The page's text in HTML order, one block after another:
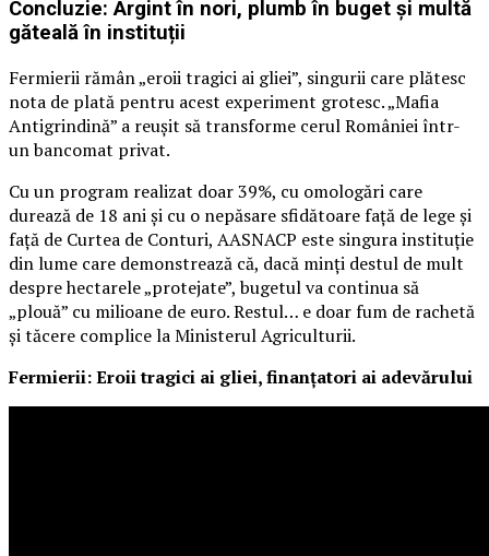
Concluzie: Argint în nori, plumb în buget și multă
găteală în instituții
Fermierii rămân „eroii tragici ai gliei”, singurii care plătesc
nota de plată pentru acest experiment grotesc. „Mafia
Antigrindină” a reușit să transforme cerul României într-
un bancomat privat.
Cu un program realizat doar 39%, cu omologări care
durează de 18 ani și cu o nepăsare sfidătoare față de lege și
față de Curtea de Conturi, AASNACP este singura instituție
din lume care demonstrează că, dacă minți destul de mult
despre hectarele „protejate”, bugetul va continua să
„plouă” cu milioane de euro. Restul… e doar fum de rachetă
și tăcere complice la Ministerul Agriculturii.
Fermierii: Eroii tragici ai gliei, finanțatori ai adevărului